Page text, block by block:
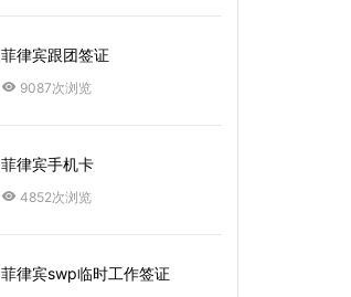
菲律宾跟团签证
9087次浏览
菲律宾手机卡
4852次浏览
菲律宾swp临时工作签证